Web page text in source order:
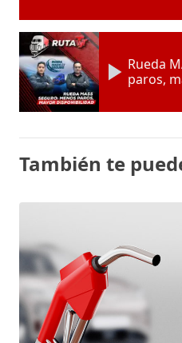
Rueda
paros,
También te